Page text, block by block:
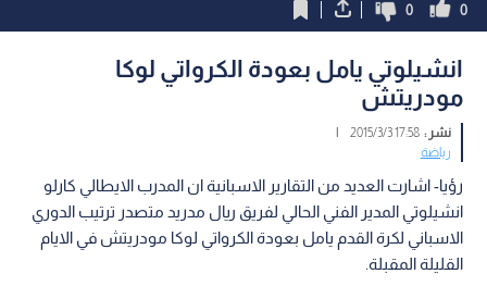
0
0
انشيلوتي يامل بعودة الكرواتي لوكا
مودريتش
نشر :17:58 2015/3/3
|
رياضة
رؤيا- اشارت العديد من التقارير الاسبانية ان المدرب الايطالي كارلو
انشيلوتي المدير الفني الحالي لفريق ريال مدريد متصدر ترتيب الدوري
الاسباني لكرة القدم يامل بعودة الكرواتي لوكا مودريتش في الايام
القليلة المقبلة.